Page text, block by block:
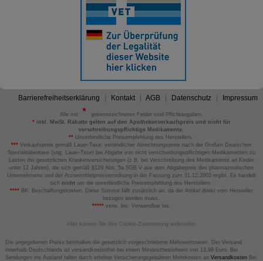
Barrierefreiheitserklärung Kontakt AGB Datenschutz Impressum
Alle mit
gekennzeichneten Felder sind Pflichtangaben.
*inkl. MwSt. Rabatte gelten auf den Apothekenverkaufspreis und nicht für
verschreibungspflichtige Medikamente.
** Unverbindliche Preisempfehlung des Herstellers.
*** Verkaufspreis gemäß Lauer-Taxe; verbindlicher Abrechnungspreis nach der Großen Deutschen
Spezialitätentaxe (sog. Lauer-Taxe) bei Abgabe von nicht verschreibungspflichtigen Medikamenten zu
Lasten der gesetzlichen Krankenversicherungen (z.B. bei Verschreibung des Medikaments an Kinder
unter 12 Jahren), die sich gemäß §129 Abs. 5a SGB V aus dem Abgabepreis des pharmazeutischen
Unternehmens und der Arzneimittelpreisverordnung in der Fassung zum 31.12.2003 ergibt. Es handelt
sich nicht um die unverbindliche Preisempfehlung des Herstellers.
****BK: Beschaffungskosten. Diese Summe fällt zusätzlich an, da der Artikel direkt vom Hersteller
bezogen werden muss.
*****verw. bis: Verwendbar bis.
Hier können Sie Ihre Cookie-Zustimmung widerrufen
Die angegebenen Preise beinhalten die gesetzlich vorgeschriebene Mehrwertsteuer. Der Versand
innerhalb Deutschlands ist versandkostenfrei bei einem Mindestbestellwert von 13,99 Euro. Bei
Sendungen ins Ausland fallen durch erhöhte Versicherungsgebühren Mehrkosten an VersandkostenBei